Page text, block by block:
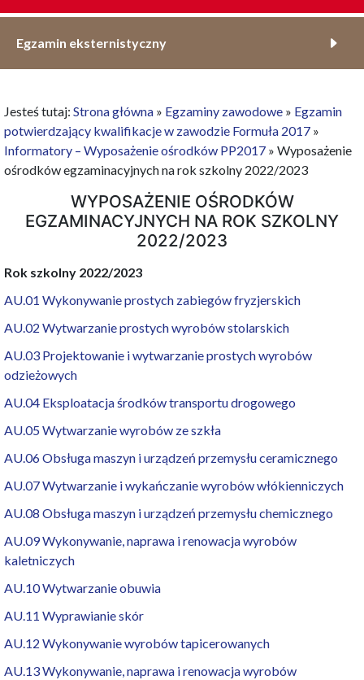
Egzamin eksternistyczny
Jesteś tutaj: Strona główna » Egzaminy zawodowe » Egzamin
potwierdzający kwalifikacje w zawodzie Formuła 2017 »
Informatory – Wyposażenie ośrodków PP2017 » Wyposażenie
ośrodków egzaminacyjnych na rok szkolny 2022/2023
WYPOSAŻENIE OŚRODKÓW
EGZAMINACYJNYCH NA ROK SZKOLNY
2022/2023
Rok szkolny 2022/2023
AU.01 Wykonywanie prostych zabiegów fryzjerskich
AU.02 Wytwarzanie prostych wyrobów stolarskich
AU.03 Projektowanie i wytwarzanie prostych wyrobów
odzieżowych
AU.04 Eksploatacja środków transportu drogowego
AU.05 Wytwarzanie wyrobów ze szkła
AU.06 Obsługa maszyn i urządzeń przemysłu ceramicznego
AU.07 Wytwarzanie i wykańczanie wyrobów włókienniczych
AU.08 Obsługa maszyn i urządzeń przemysłu chemicznego
AU.09 Wykonywanie, naprawa i renowacja wyrobów
kaletniczych
AU.10 Wytwarzanie obuwia
AU.11 Wyprawianie skór
AU.12 Wykonywanie wyrobów tapicerowanych
AU.13 Wykonywanie, naprawa i renowacja wyrobów